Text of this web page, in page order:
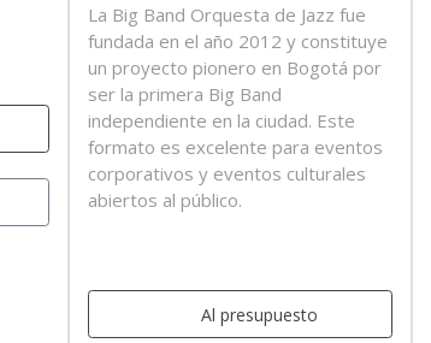
La Big Band Orquesta de Jazz fue
fundada en el año 2012 y constituye
un proyecto pionero en Bogotá por
ser la primera Big Band
independiente en la ciudad. Este
formato es excelente para eventos
corporativos y eventos culturales
abiertos al público.
Al presupuesto